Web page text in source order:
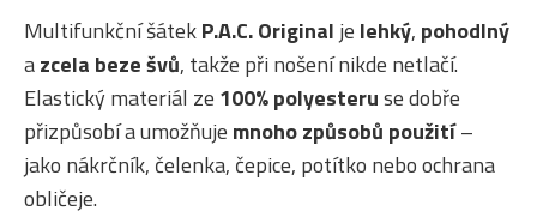
Multifunkční šátekP.A.C. Original je lehký, pohodlný
azcela beze švů, takže při nošení nikde netlačí.
Elastický materiál ze 100% polyesteruse dobře
přizpůsobí a umožňuje mnoho způsobů použití–
jako nákrčník, čelenka, čepice, potítko nebo ochrana
obličeje.